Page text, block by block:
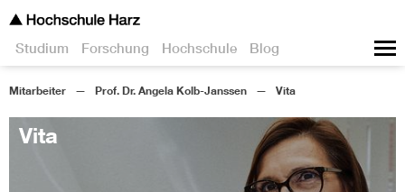
Studium Forschung Hochschule Blog
Mitarbeiter Prof. Dr. Angela Kolb-Janssen Vita
Vita